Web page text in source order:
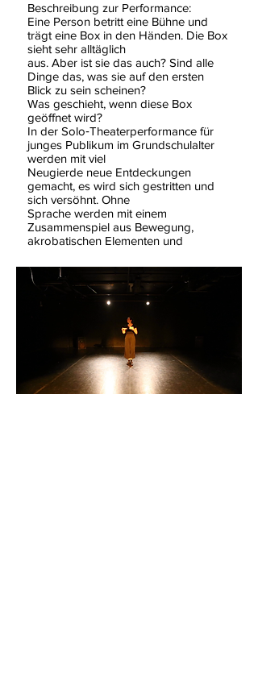
Beschreibung zur Performance:
Eine Person betritt eine Bühne und
trägt eine Box in den Händen. Die Box
sieht sehr alltäglich
aus. Aber ist sie das auch? Sind alle
Dinge das, was sie auf den ersten
Blick zu sein scheinen?
Was geschieht, wenn diese Box
geöffnet wird?
In der Solo‐Theaterperformance für
junges Publikum im Grundschulalter
werden mit viel
Neugierde neue Entdeckungen
gemacht, es wird sich gestritten und
sich versöhnt. Ohne
Sprache werden mit einem
Zusammenspiel aus Bewegung,
akrobatischen Elementen und